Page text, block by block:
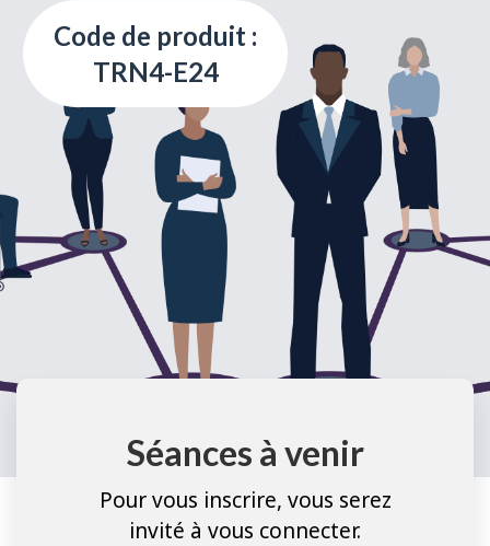
Code de produit :
TRN4-E24
Séances à venir
Pour vous inscrire, vous serez
invité à vous connecter.